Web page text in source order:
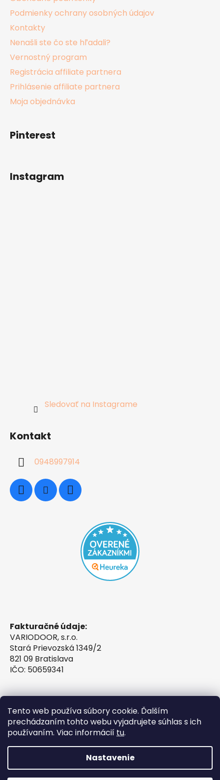
Tento web používa súbory cookie. Ďalším
prechádzaním tohto webu vyjadrujete súhlas s ich
používaním. Viac informácií tu.
Nastavenie
Podmienky ochrany osobných údajov
Kontakty
Nenašli ste čo ste hľadali?
Vernostný program
Registrácia affiliate partnera
Prihlásenie affiliate partnera
Moja objednávka
Pinterest
Instagram
Sledovať na Instagrame
Kontakt
0948997914
Fakturačné údaje:
VARIODOOR, s.r.o.
Stará Prievozská 1349/2
821 09 Bratislava
IČO: 50659341